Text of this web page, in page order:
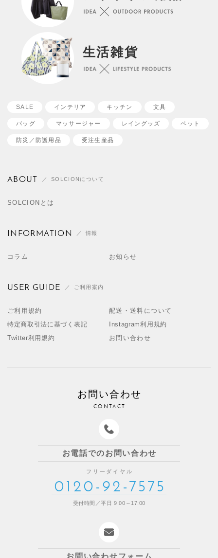
生活雑貨
SALE インテリア キッチン 文具
バッグ マッサージャー レイングッズ ペット
防災／ 防護用品 受注生産品
ABOUT SOLCIONについて
SOLCIONとは
INFORMATION 情報
コラム お知らせ
USER GUIDE ご利用案内
ご利用規約
配送・送料について
特定商取引法に基づく表記
Instagram利用規約
Twitter利用規約
お問い合わせ
お問い合わせ
CONTACT
お電話でのお問い合わせ
フリーダイヤル
0120-92-7575
受付時間／平日 9:00～17:00